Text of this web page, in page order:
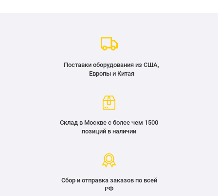
Поставки оборудования из США,
Европы и Китая
Склад в Москве с более чем 1500
позиций в наличии
Сбор и отправка заказов по всей
РФ